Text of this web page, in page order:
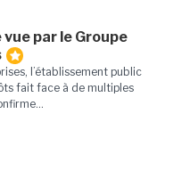
par le Groupe
l’établissement public
fait face à de multiples